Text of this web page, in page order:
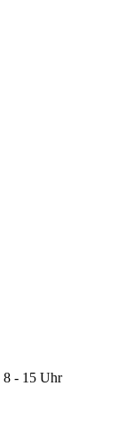
- 15 Uhr